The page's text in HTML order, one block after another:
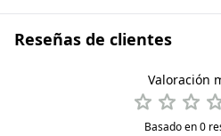
Reseñas de clientes
Valoración
Basado en 0